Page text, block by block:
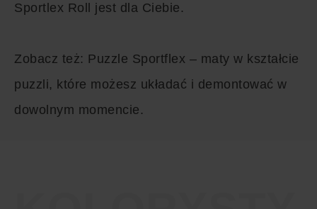
Sportlex Roll jest dla Ciebie.
Zobacz też: Puzzle Sportflex – maty w kształcie
puzzli, które możesz układać i demontować w
dowolnym momencie.